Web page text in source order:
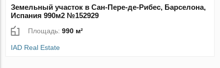
Земельный участок в Сан-Пере-де-Рибес, Барселона,
Испания 990м2 №152929
Площадь:990 м²
IAD Real Estate